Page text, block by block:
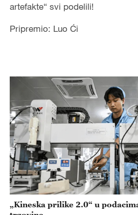
artefakte“ svi podelili!
Pripremio: Luo Ći
„Kineska prilike 2.0“ u